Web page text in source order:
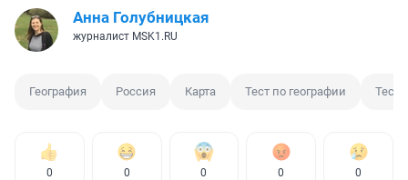
Анна Голубницкая
журналист MSK1.RU
География Россия Карта Тест по географии Тест
0 0 0 0 0